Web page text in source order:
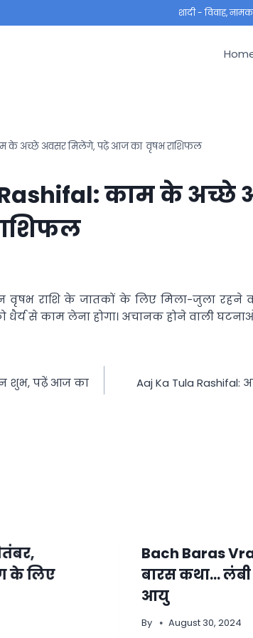
शादी - विवाह,
के अच्छे अवसर मिलेंगे, पढ़ें आज का वृषभ राशिफल
काम के अच्छे
वृषभ राशि के जातकों के लिए मिला-जुला रहने
से काम लेना होगा। अचानक होने वाली
शुभ, पढ़ें आज का
Aaj Ka Tula
के लिए
Bach Baras
बारस कथा… लंबी
आयु
By August 30, 2024